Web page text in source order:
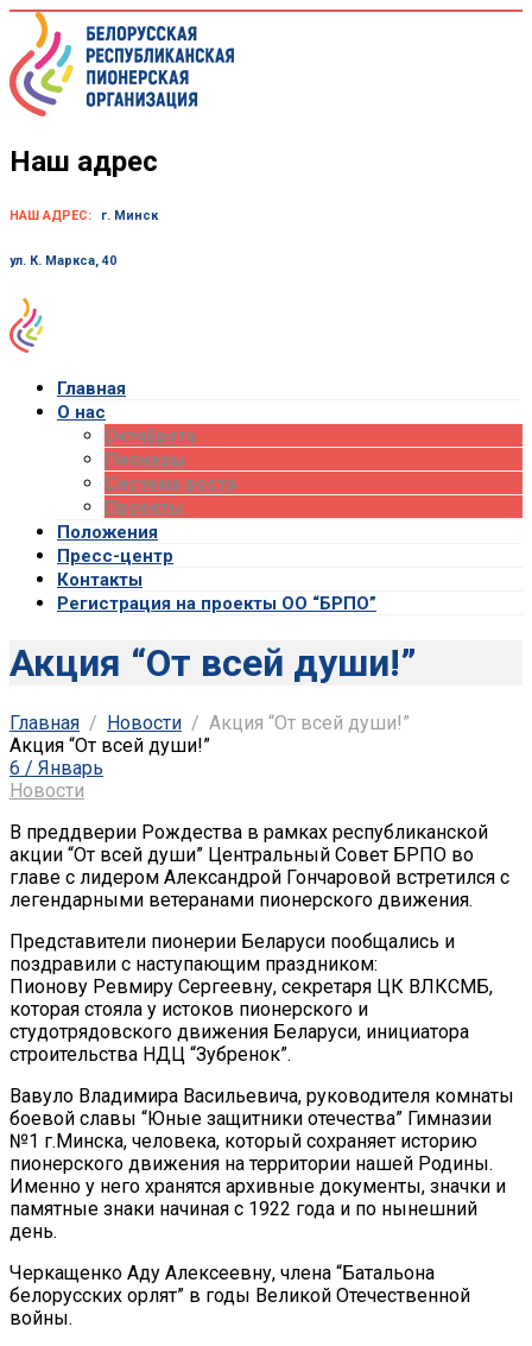
Skip
content
Наш адрес
НАШ АДРЕС: г. Минск
ул. К. Маркса, 40
Главная
О нас
Октябрята
Пионеры
Система роста
Проекты
Положения
Пресс-центр
Контакты
Регистрация на проекты ОО “БРПО”
Акция “От всей души!”
Главная Новости
Акция “От всей души!”
Акция “От всей души!”
6 / Январь
Новости
В преддверии Рождества в рамках республиканской
акции “От всей души” Центральный Совет БРПО во
главе с лидером Александрой Гончаровой встретился с
легендарными ветеранами пионерского движения.
Представители пионерии Беларуси пообщались и
поздравили с наступающим праздником:
Пионову Ревмиру Сергеевну, секретаря ЦК ВЛКСМБ,
которая стояла у истоков пионерского и
студотрядовского движения Беларуси, инициатора
строительства НДЦ “Зубренок”.
Вавуло Владимира Васильевича, руководителя комнаты
боевой славы “Юные защитники отечества” Гимназии
№1 г.Минска, человека, который сохраняет историю
пионерского движения на территории нашей Родины.
Именно у него хранятся архивные документы, значки и
памятные знаки начиная с 1922 года и по нынешний
день.
Черкащенко Аду Алексеевну, члена “Батальона
белорусских орлят” в годы Великой Отечественной
войны.